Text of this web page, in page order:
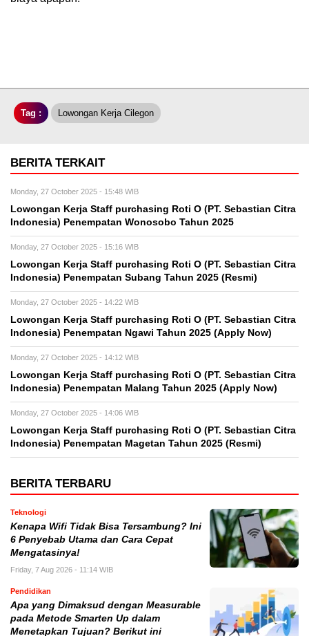
Tag : Lowongan Kerja Cilegon
BERITA TERKAIT
Monday, 27 October 2025 - 15:48 WIB
Lowongan Kerja Staff purchasing Roti O (PT. Sebastian Citra
Indonesia) Penempatan Wonosobo Tahun 2025
Monday, 27 October 2025 - 15:16 WIB
Lowongan Kerja Staff purchasing Roti O (PT. Sebastian Citra
Indonesia) Penempatan Subang Tahun 2025 (Resmi)
Monday, 27 October 2025 - 14:22 WIB
Lowongan Kerja Staff purchasing Roti O (PT. Sebastian Citra
Indonesia) Penempatan Ngawi Tahun 2025 (Apply Now)
Monday, 27 October 2025 - 14:12 WIB
Lowongan Kerja Staff purchasing Roti O (PT. Sebastian Citra
Indonesia) Penempatan Malang Tahun 2025 (Apply Now)
Monday, 27 October 2025 - 14:06 WIB
Lowongan Kerja Staff purchasing Roti O (PT. Sebastian Citra
Indonesia) Penempatan Magetan Tahun 2025 (Resmi)
BERITA TERBARU
Teknologi
Kenapa Wifi Tidak Bisa Tersambung? Ini
6 Penyebab Utama dan Cara Cepat
Mengatasinya!
Friday, 7 Aug 2026 - 11:14 WIB
Pendidikan
Apa yang Dimaksud dengan Measurable
pada Metode Smarten Up dalam
Menetapkan Tujuan? Berikut ini